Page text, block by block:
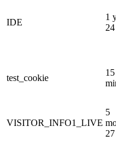
IDE
1
test_cookie
15
VISITOR_INFO1_LIVE
5